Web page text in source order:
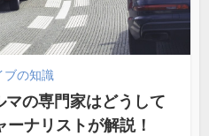
ブの知識
の専門家はどうして
ーナリストが解説！